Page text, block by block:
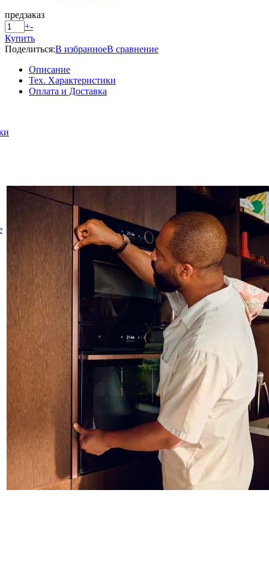
предзаказ
+-
Купить
Поделиться:В избранноеВ сравнение
Описание
Тех. Характеристики
Оплата и Доставка